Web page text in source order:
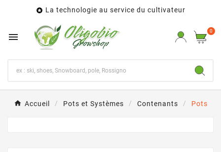
 La technologie au service du cultivateur

0
Accueil Pots et Systèmes Contenants Pots